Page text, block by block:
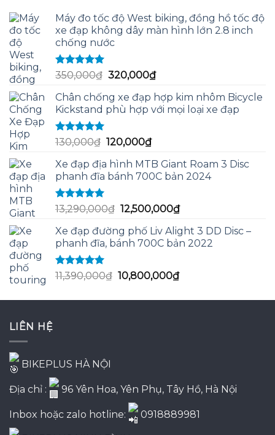
Máy đo tốc độ West biking, đồng hồ tốc độ
xe đạp không dây màn hình lớn 2.8 inch
chống nước
Được xếp
hạng
sao
350,000₫ Giá
là:
350,000₫.
320,000₫Giá
tại
là:
Chân chống xe đạp hợp kim nhôm Bicycle
Kickstand phù hợp với mọi loại xe đạp
Được xếp
hạng
sao
130,000₫ Giá
là:
130,000₫.
120,000₫Giá
tại
là:
Xe đạp địa hình MTB Giant Roam 3 Disc
phanh đĩa bánh 700C bản 2024
Được xếp
hạng
5.00
sao
13,290,000₫ Giá
là:
13,290,000₫.
12,500,000₫Giá
tại
là:
Xe đạp đường phố Liv Alight 3 DD Disc –
phanh đĩa, bánh 700C bản 2022
Được xếp
hạng
5.00
11,390,000₫ Giá
là:
10,800,000₫Giá
tại
LIÊN HỆ
BIKEPLUS HÀ NỘI
Địa chỉ : 96 Yên Hoa, Yên Phụ, Tây Hồ, Hà Nội
Inbox hoặc zalo hotline: 0918889981